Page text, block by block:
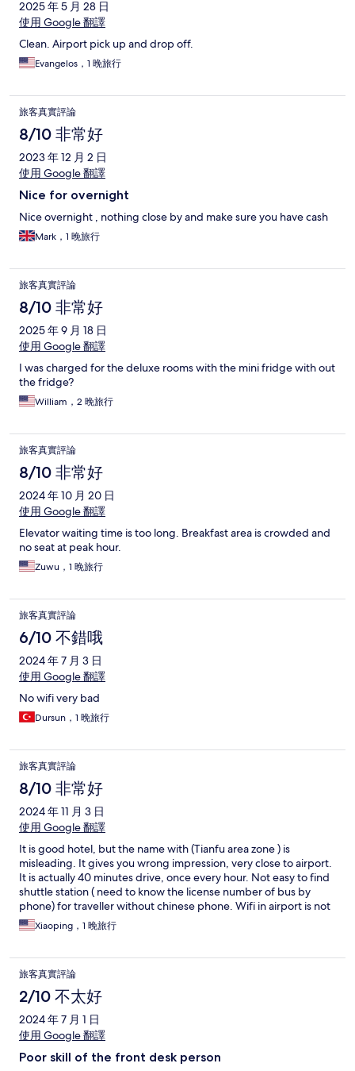
2025 年 5 月 28 日
使用 Google 翻譯
Clean. Airport pick up and drop off.
Evangelos，1 晚旅行
旅客真實評論
8/10 非常好
2023 年 12 月 2 日
使用 Google 翻譯
Nice for overnight
Nice overnight , nothing close by and make sure you have cash
Mark，1 晚旅行
旅客真實評論
8/10 非常好
2025 年 9 月 18 日
使用 Google 翻譯
I was charged for the deluxe rooms with the mini fridge with out
the fridge?
William，2 晚旅行
旅客真實評論
8/10 非常好
2024 年 10 月 20 日
使用 Google 翻譯
Elevator waiting time is too long. Breakfast area is crowded and
no seat at peak hour.
Zuwu，1 晚旅行
旅客真實評論
6/10 不錯哦
2024 年 7 月 3 日
使用 Google 翻譯
No wifi very bad
Dursun，1 晚旅行
旅客真實評論
8/10 非常好
2024 年 11 月 3 日
使用 Google 翻譯
It is good hotel, but the name with (Tianfu area zone ) is
misleading. It gives you wrong impression, very close to airport.
It is actually 40 minutes drive, once every hour. Not easy to find
shuttle station ( need to know the license number of bus by
phone) for traveller without chinese phone. Wifi in airport is not
available for traveller without chinese phone number to get
confirmation code. ESIM does not work for phone or wifi there.
Xiaoping，1 晚旅行
旅客真實評論
2/10 不太好
2024 年 7 月 1 日
使用 Google 翻譯
Poor skill of the front desk person